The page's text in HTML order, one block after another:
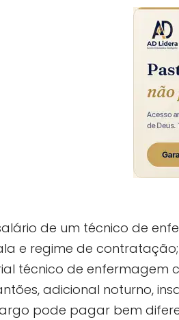
de um técnico de
e regime de
técnico de enfermagem
adicional noturno,
pode pagar bem